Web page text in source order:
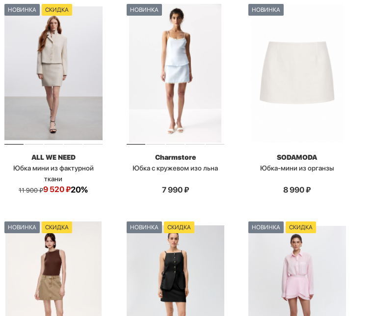
НОВИНКА СКИДКА
ALL WE NEED
Юбка мини из фактурной
ткани
11 900₽9 520₽20%
НОВИНКА
Charmstore
Юбка с кружевом изо льна
7 990₽
НОВИНКА
SODAMODA
Юбка-мини из органзы
8 990₽
НОВИНКА СКИДКА НОВИНКА СКИДКА НОВИНКА СКИДКА